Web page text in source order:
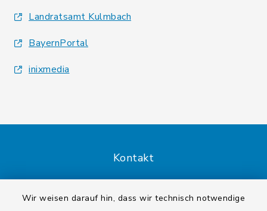
Wir weisen darauf hin, dass wir technisch notwendige
Landratsamt Kulmbach
BayernPortal
inixmedia
Kontakt